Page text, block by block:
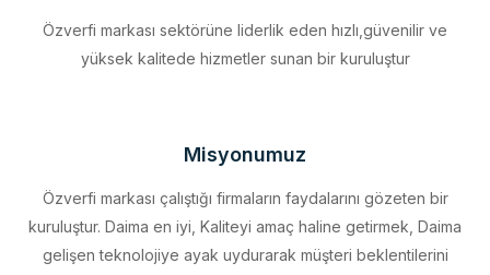
Özverfi markası çalıştığı firmaların faydalarını gözeten bir
gelişen teknolojiye ayak uydurarak müşteri beklentilerini
eksiksiz karşılamak, Sürdürülebilir kalkınmayı firma profili haline
getirmek, bizi biz yapan kurallardır